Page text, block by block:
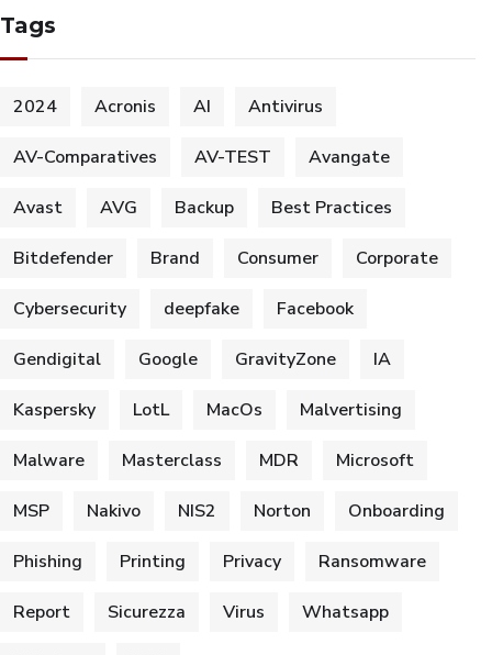
Tags
2024 Acronis AI Antivirus
AV-Comparatives AV-TEST Avangate
Avast AVG Backup Best Practices
Bitdefender Brand Consumer Corporate
Cybersecurity deepfake Facebook
Gendigital Google GravityZone IA
Kaspersky LotL MacOs Malvertising
Malware Masterclass MDR Microsoft
MSP Nakivo NIS2 Norton Onboarding
Phishing Printing Privacy Ransomware
Report Sicurezza Virus Whatsapp